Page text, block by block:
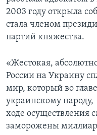
2003 году открыла
стала членом
партий княжества.
«Жестокая,
России на Украину
мир, который во
украинскому народу,
ходе осуществления
заморожены